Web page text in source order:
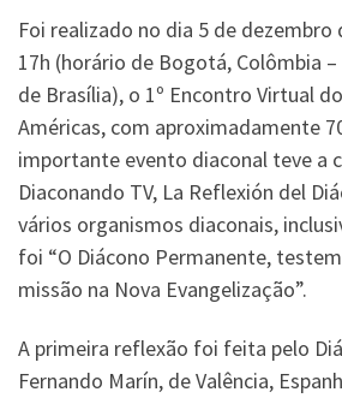
Foi realizado no dia 5 de dezembro
17h (horário de Bogotá, Colômbia
de Brasília), o 1º Encontro Virtual
Américas, com aproximadamente
importante evento diaconal teve a
Diaconando TV, La Reflexión del
vários organismos diaconais,
foi “O Diácono Permanente,
missão na Nova Evangelização”.
A primeira reflexão foi feita pelo
Fernando Marín, de Valência,